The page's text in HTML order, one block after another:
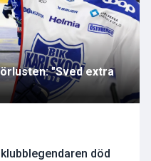
"Sved extra
död